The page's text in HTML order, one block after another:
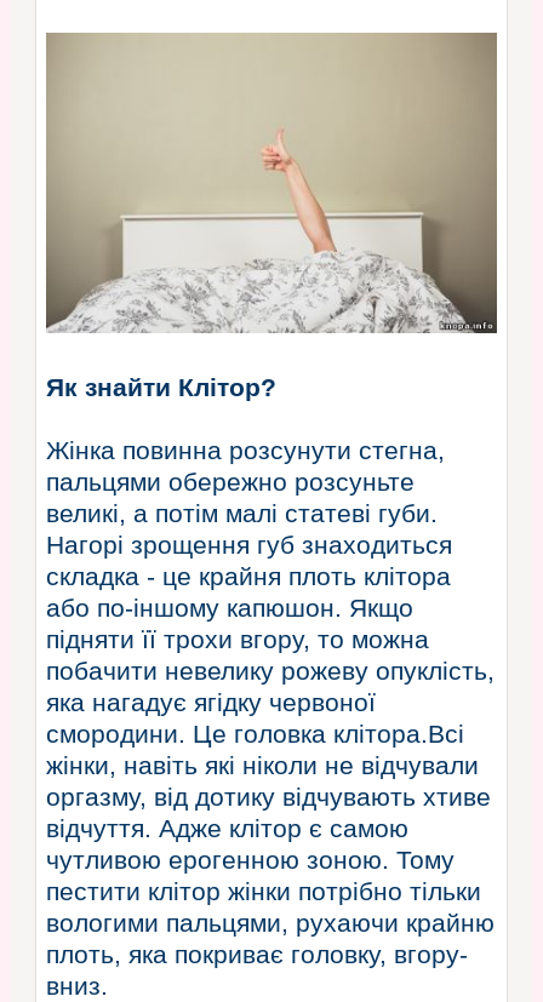
Як знайти Клітор?
Жінка повинна розсунути стегна,
пальцями обережно розсуньте
великі, а потім малі статеві губи.
Нагорі зрощення губ знаходиться
складка - це крайня плоть клітора
або по-іншому капюшон. Якщо
підняти її трохи вгору, то можна
побачити невелику рожеву опуклість,
яка нагадує ягідку червоної
смородини. Це головка клітора.Всі
жінки, навіть які ніколи не відчували
оргазму, від дотику відчувають хтиве
відчуття. Адже клітор є самою
чутливою ерогенною зоною. Тому
пестити клітор жінки потрібно тільки
вологими пальцями, рухаючи крайню
плоть, яка покриває головку, вгору-
вниз.